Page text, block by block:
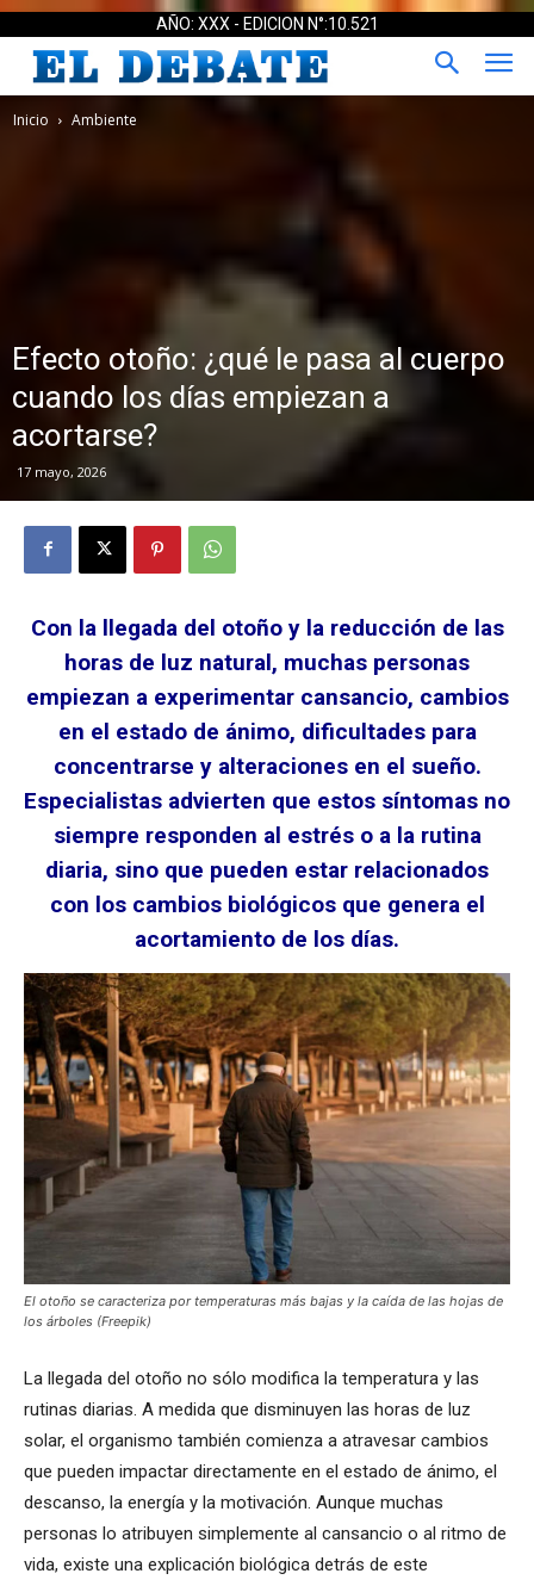
AÑO: XXX - EDICION N°:10.521
Inicio Ambiente
Efecto otoño: ¿qué le pasa al cuerpo
cuando los días empiezan a
acortarse?
17 mayo, 2026
Con la llegada del otoño y la reducción de las
horas de luz natural, muchas personas
empiezan a experimentar cansancio, cambios
en el estado de ánimo, dificultades para
concentrarse y alteraciones en el sueño.
Especialistas advierten que estos síntomas no
siempre responden al estrés o a la rutina
diaria, sino que pueden estar relacionados
con los cambios biológicos que genera el
acortamiento de los días.
El otoño se caracteriza por temperaturas más bajas y la caída de las hojas de
los árboles (Freepik)
La llegada del otoño no sólo modifica la temperatura y las
rutinas diarias. A medida que disminuyen las horas de luz
solar, el organismo también comienza a atravesar cambios
que pueden impactar directamente en el estado de ánimo, el
descanso, la energía y la motivación. Aunque muchas
personas lo atribuyen simplemente al cansancio o al ritmo de
vida, existe una explicación biológica detrás de este